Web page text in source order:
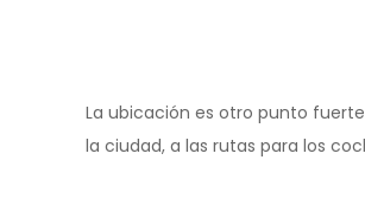
La ubicación es otro punto
la ciudad, a las rutas para los